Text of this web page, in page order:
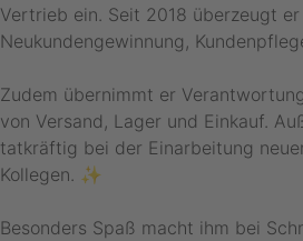
Vertrieb ein. Seit 2018 überzeugt
Neukundengewinnung,
Zudem übernimmt er
von Versand, Lager und Einkauf.
tatkräftig bei der Einarbeitung
Kollegen. ✨
Besonders Spaß macht ihm bei